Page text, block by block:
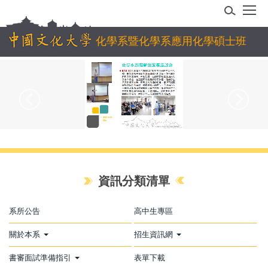
到
主
化學系暨化學系應用化學碩士班
資訊分類清單
系所公告 高中生專區
關於本系 招生資訊網
書審面試準備指引 表單下載